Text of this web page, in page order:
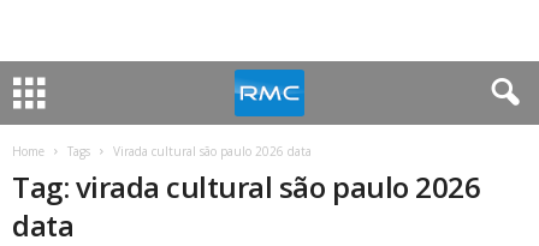
Home Tags Virada cultural são paulo 2026 data
Tag: virada cultural são paulo 2026
data